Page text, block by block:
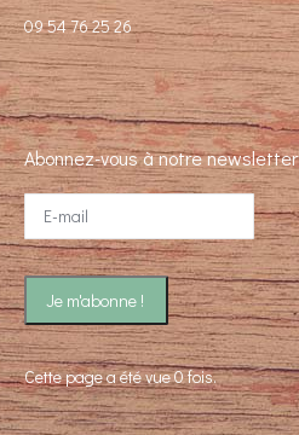
09 54 76 25 26
Abonnez-vous à notre newsletter
Cette page a été vue 0 fois.